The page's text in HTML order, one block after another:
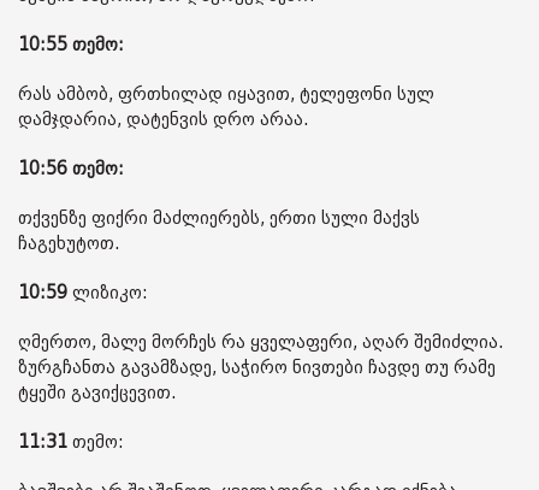
10:55 თემო:
რას ამბობ, ფრთხილად იყავით, ტელეფონი სულ
დამჯდარია, დატენვის დრო არაა.
10:56 თემო:
თქვენზე ფიქრი მაძლიერებს, ერთი სული მაქვს
ჩაგეხუტოთ.
10:59 ლიზიკო:
ღმერთო, მალე მორჩეს რა ყველაფერი, აღარ შემიძლია.
ზურგჩანთა გავამზადე, საჭირო ნივთები ჩავდე თუ რამე
ტყეში გავიქცევით.
11:31 თემო: